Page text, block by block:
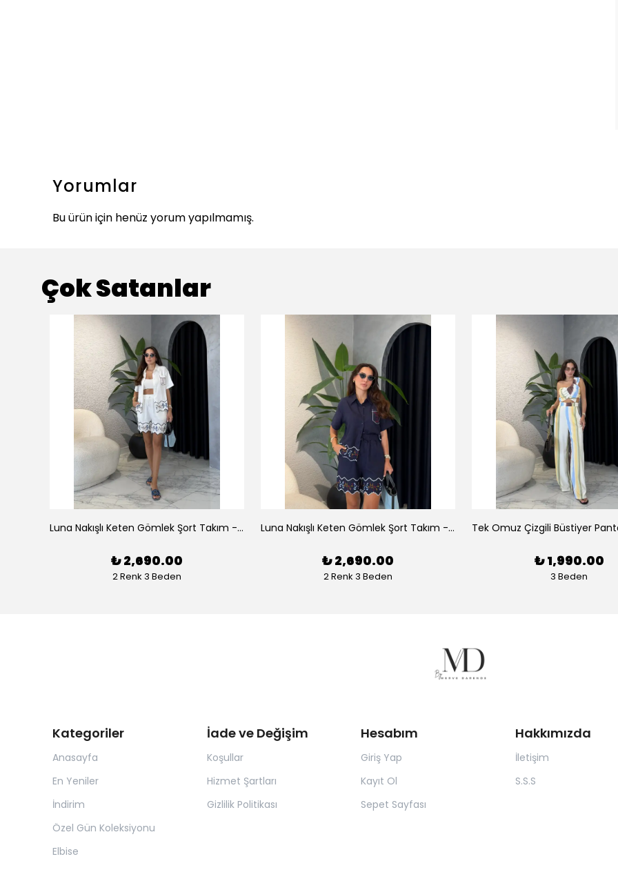
Yorumlar
Bu ürün için henüz yorum yapılmamış.
Çok Satanlar
Luna Nakışlı Keten Gömlek Şort Takım - Beyaz
₺ 2,690.00
2 Renk 3 Beden
Luna Nakışlı Keten Gömlek Şort Takım - Lacivert
₺ 2,690.00
2 Renk 3 Beden
₺ 1,990.00
3 Beden
Kategoriler
Anasayfa
En Yeniler
İndirim
Özel Gün Koleksiyonu
Elbise
İade ve Değişim
Koşullar
Hizmet Şartları
Gizlilik Politikası
Hesabım
Giriş Yap
Kayıt Ol
Sepet Sayfası
Hakkımızda
İletişim
S.S.S